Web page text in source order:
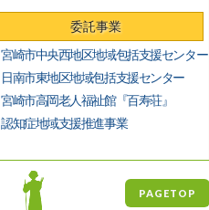
委託事業
宮崎市中央西地区地域包括支援センター
日南市東地区地域包括支援センター
宮崎市高岡老人福祉館『百寿荘』
認知症地域支援推進事業
PAGETOP